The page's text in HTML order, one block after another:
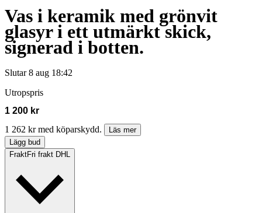
Vas i keramik med grönvit
glasyr i ett utmärkt skick,
signerad i botten.
Slutar 8 aug 18:42
Utropspris
1 200 kr
1 262 kr med köparskydd.
Läs mer
Lägg bud
FraktFri frakt DHL